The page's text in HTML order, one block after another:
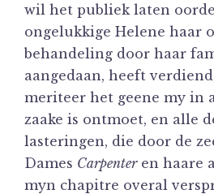
wil het publiek laten
ongelukkige Helene haar
behandeling door haar
aangedaan, heeft
meriteer het geene my in
zaake is ontmoet, en alle
lasteringen, die door de
Dames Carpenteren haare
myn chapitre overal